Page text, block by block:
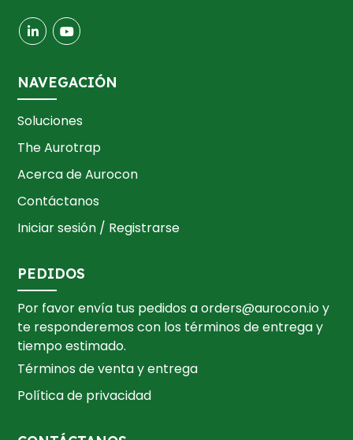
NAVEGACIÓN
Soluciones
The Aurotrap
Acerca de Aurocon
Contáctanos
Iniciar sesión / Registrarse
PEDIDOS
Por favor envía tus pedidos aorders@aurocon.ioy
te responderemos con los términos de entrega y
tiempo estimado.
Términos de venta y entrega
Política de privacidad